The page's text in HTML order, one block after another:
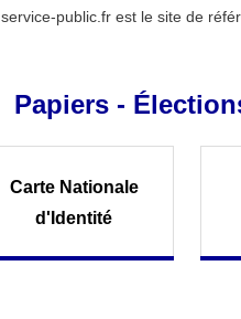
service-public.fr est le site de
Papiers -
Carte Nationale
d'Identité